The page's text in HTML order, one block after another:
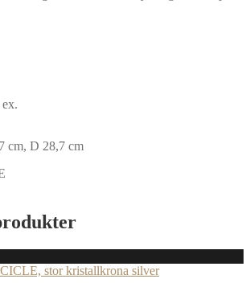
cm, D 28,7 cm